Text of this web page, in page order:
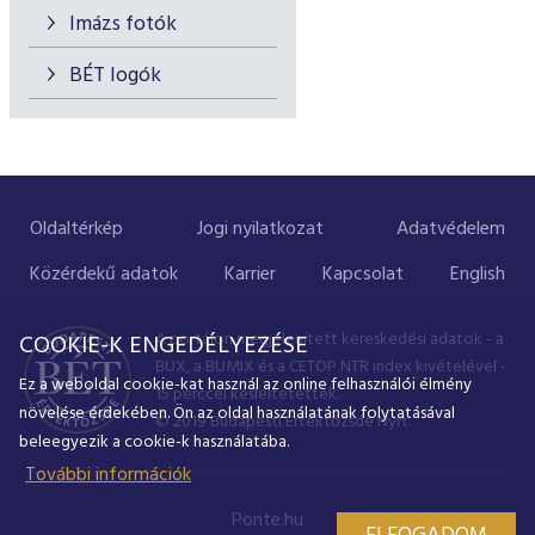
Imázs fotók
BÉT logók
Oldaltérkép Jogi nyilatkozat
Adatvédelem
Közérdekű adatok
Karrier Kapcsolat English
A portálon megjelenített kereskedési adatok - a
BUX, a BUMIX és a CETOP NTR index kivételével -
15 perccel késleltetettek.
© 2019 Budapesti Értéktőzsde Nyrt.
Ponte.hu
COOKIE-K ENGEDÉLYEZÉSE
Ez a weboldal cookie-kat használ az online felhasználói élmény
növelése érdekében. Ön az oldal használatának folytatásával
beleegyezik a cookie-k használatába.
További információk